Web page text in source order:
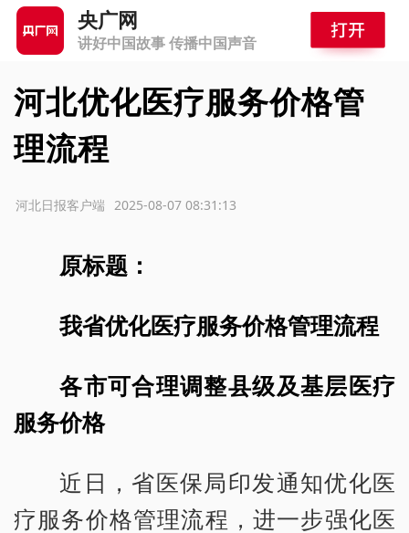
央广网
讲好中国故事 传播中国声音
河北优化医疗服务价格管
理流程
2025-08-07 08:31:13
河北日报客户端
原标题：
我省优化医疗服务价格管理流程
各市可合理调整县级及基层医疗
服务价格
近日，省医保局印发通知优化医
疗服务价格管理流程，进一步强化医